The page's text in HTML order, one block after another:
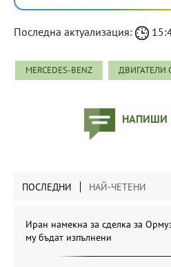
Последна актуализация:
MERCEDES-BENZ ДВИГАТЕЛИ
НАПИШИ
ПОСЛЕДНИ НАЙ-ЧЕТЕНИ
Иран намекна за сделка за
му бъдат изпълнени